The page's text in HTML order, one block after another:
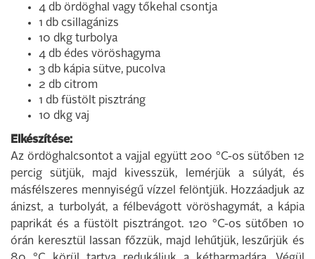
4 db ördöghal vagy tőkehal csontja
1 db csillagánizs
10 dkg turbolya
4 db édes vöröshagyma
3 db kápia sütve, pucolva
2 db citrom
1 db füstölt pisztráng
10 dkg vaj
Elkészítése:
Az ördöghalcsontot a vajjal együtt 200 °C-os sütőben 12
percig sütjük, majd kivesszük, lemérjük a súlyát, és
másfélszeres mennyiségű vízzel felöntjük. Hozzáadjuk az
ánizst, a turbolyát, a félbevágott vöröshagymát, a kápia
paprikát és a füstölt pisztrángot. 120 °C-os sütőben 10
órán keresztül lassan főzzük, majd lehűtjük, leszűrjük és